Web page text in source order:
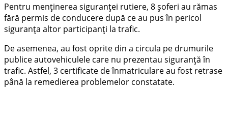
Pentru menținerea siguranței rutiere, 8 șoferi au rămas
fără permis de conducere după ce au pus în pericol
siguranța altor participanți la trafic.
De asemenea, au fost oprite din a circula pe drumurile
publice autovehiculele care nu prezentau siguranță în
trafic. Astfel, 3 certificate de înmatriculare au fost retrase
până la remedierea problemelor constatate.